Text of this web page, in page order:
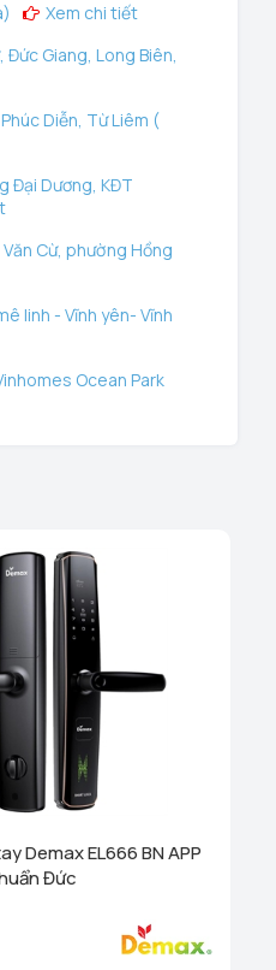
Xem chi tiết
Đức Giang, Long Biên,
Diễn, Từ Liêm (
Đại Dương, KĐT
Cừ, phường Hồng
linh - Vĩnh yên- Vĩnh
Ocean Park
Trung, Hải Dương)
Tân Phúc, Thị
công viên Hội An)
Triệu, Thái Hòa, tt.
4, P Vạn Thắng
Hà Huy Tập,
Demax EL666 BN APP
Đức